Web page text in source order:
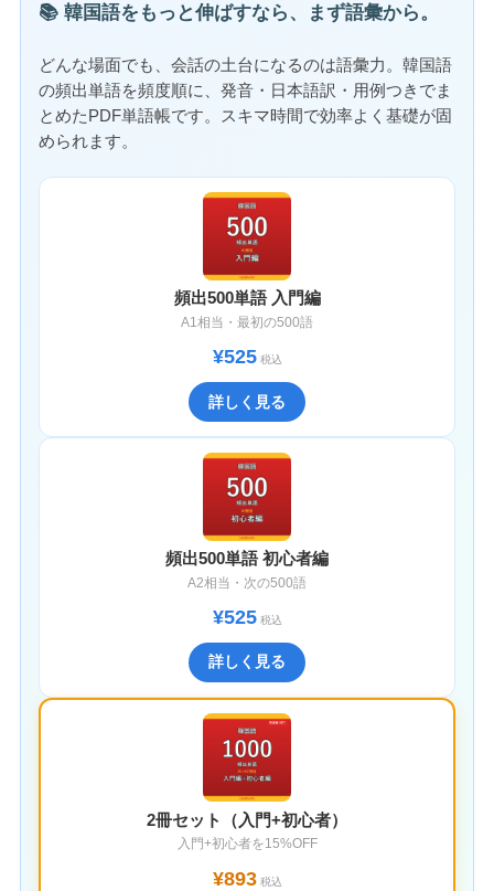
📚 韓国語をもっと伸ばすなら、まず語彙から。
どんな場面でも、会話の土台になるのは語彙力。韓国語
の頻出単語を頻度順に、発音・日本語訳・用例つきでま
とめたPDF単語帳です。スキマ時間で効率よく基礎が固
められます。
頻出500単語 入門編
A1相当・最初の500語
¥525税込
詳しく見る
頻出500単語 初心者編
A2相当・次の500語
¥525税込
詳しく見る
2冊セット（入門+初心者）
入門+初心者を15%OFF
¥893税込